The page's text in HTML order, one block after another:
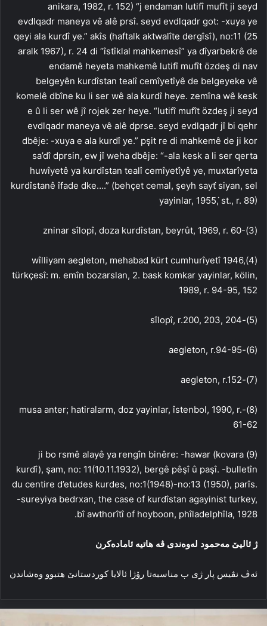
anikara, 1982, r. 152) “j endaman lutifî mufît ji seyd
evdlqadr maneya vê alê prsî. seyd evdlqadr got: -xuya ye
qeyi ala kurdî ye.” akîs (haftalk aktwalîte dergîsî), no:11 (25
aralk 1967), r. 24 di “îstîklal mahkemesî” ya dîyarbekrê de
endamê heyeta mahkemê lutifî mufît özdeş di nav
belgeyên kurdîstan tealî cemîyetîyê de belgeyeke vê
komelê dbîne ku li ser wê ala kurdî heye. zemîna wê kesk
e û li ser wê jî rojek zer heye. “lutifî mufît özdeş ji seyd
evdlqadr maneya vê alê dprse. seyd evdlqadr jî bi qehr
dbêje: -xuya e ala kurdî ye.” pşit re di mahkemê de ji kor
sa’dî dprsin, ew jî weha dbêje: “-ala kesk a li ser qerta
huwîyetê ya kurdîstan tealî cemîyetîyê ye, muxtarîyeta
kurdîstanê îfade dke….” (behçet cemal, şeyh sayt ̇siyan, sel
yayinlar, 1955, ̇st., r. 89)
(3)-zninar sîlopî, doza kurdîstan, beyrût, 1969, r. 60
(4)wîlliyam aegleton, mehabad kürt cumhurîyetî 1946,
türkçesî: m. emîn bozarslan, 2. bask komkar yayinlar, kölin,
1989, r. 94-95, 152
(5)-sîlopî, r.200, 203, 204
(6)-aegleton, r.94-95
(7)-aegleton, r.152
(8)-musa anter; hatiralarm, doz yayinlar, îstenbol, 1990, r.
61-62
(9) ji bo rsmê alayê ya rengîn binêre: -hawar (kovara
kurdî), şam, no: 11(10.11.1932), bergê pêşî û paşî. -bulletîn
du centire d’etudes kurdes, no:1(1948)-no:13 (1950), parîs.
-sureyiya bedrxan, the case of kurdîstan agayinist turkey,
bî awthorîtî of hoyboon, phîladelphîla, 1928.
ژ ئالیێ مەحمود له‌وه‌ندی ڤه‌ هاتیه‌ ئاماده‌کرن
ئەڤ نڤیس پار ژی ب مناسبەتا رۆژا ئالایا كوردستانێ ھتبوو وەشاندن